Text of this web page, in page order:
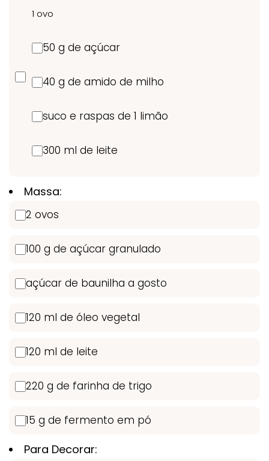
1 ovo
50 g de açúcar
40 g de amido de milho
suco e raspas de 1 limão
300 ml de leite
Massa:
2 ovos
100 g de açúcar granulado
açúcar de baunilha a gosto
120 ml de óleo vegetal
120 ml de leite
220 g de farinha de trigo
15 g de fermento em pó
Para Decorar: